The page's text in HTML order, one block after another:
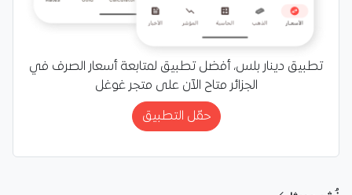
تطبيق دينار بلس، أفضل تطبيق لمتابعة أسعار الصرف في
الجزائر متاح الآن على متجر غوغل
حمّل التطبيق